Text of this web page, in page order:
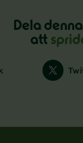
Dela
att